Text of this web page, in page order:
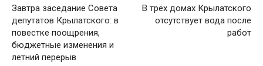
Завтра заседание Совета
депутатов Крылатского: в
повестке поощрения,
бюджетные изменения и
летний перерыв
В трёх домах Крылатского
отсутствует вода после
работ